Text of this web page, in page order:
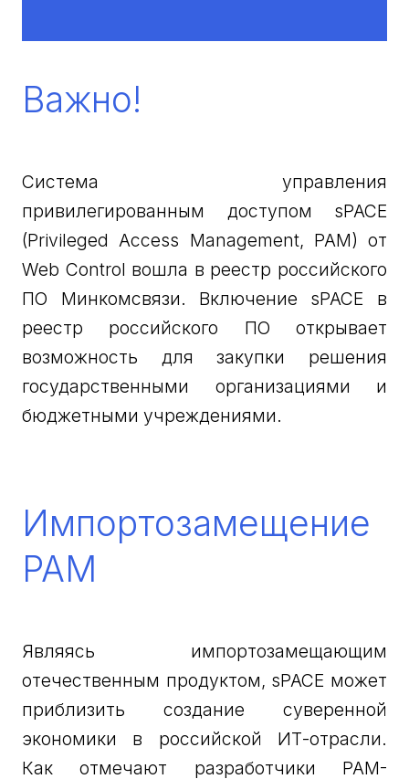
Важно!
Система управления
привилегированным доступом sPACE
(Privileged Access Management, PAM) от
Web Control вошла в реестр российского
ПО Минкомсвязи. Включение sPACE в
реестр российского ПО открывает
возможность для закупки решения
государственными организациями и
бюджетными учреждениями.
Импортозамещение
PAM
Являясь импортозамещающим
отечественным продуктом, sPACE может
приблизить создание суверенной
экономики в российской ИТ-отрасли.
Как отмечают разработчики PAM-